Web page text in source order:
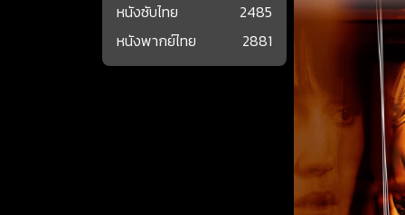
หนังซับไทย
2485
หนังพากย์ไทย
2881